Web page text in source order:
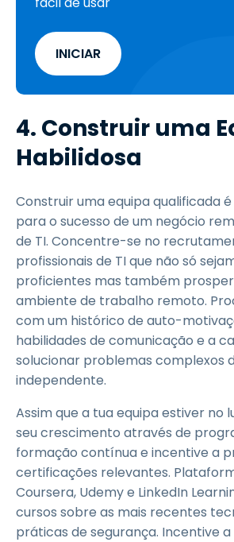
INICIAR
4. Construir uma
Habilidosa
Construir uma equipa qualificada
para o sucesso de um negócio
de TI. Concentre-se no
profissionais de TI que não só
proficientes mas também
ambiente de trabalho remoto.
com um histórico de auto-
habilidades de comunicação e a
solucionar problemas complexos
independente.
Assim que a tua equipa estiver no
seu crescimento através de
formação contínua e incentive a
certificações relevantes.
Coursera, Udemy e LinkedIn
cursos sobre as mais recentes
práticas de segurança. Incentive